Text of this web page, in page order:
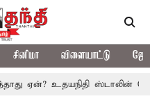
சினிமா விளையாட்டு
ஸ்டாலின் கேள்வி